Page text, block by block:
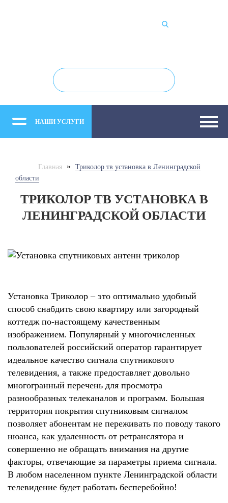
НАШИ УСЛУГИ
Главная »
Триколор тв установка в Ленинградской
области
ТРИКОЛОР ТВ УСТАНОВКА В
ЛЕНИНГРАДСКОЙ ОБЛАСТИ
Установка Триколор – это оптимально удобный
способ снабдить свою квартиру или загородный
коттедж по-настоящему качественным
изображением. Популярный у многочисленных
пользователей российский оператор гарантирует
идеальное качество сигнала спутникового
телевидения, а также предоставляет довольно
многогранный перечень для просмотра
разнообразных телеканалов и программ. Большая
территория покрытия спутниковым сигналом
позволяет абонентам не переживать по поводу такого
нюанса, как удаленность от ретранслятора и
совершенно не обращать внимания на другие
факторы, отвечающие за параметры приема сигнала.
В любом населенном пункте Ленинградской области
телевидение будет работать бесперебойно!